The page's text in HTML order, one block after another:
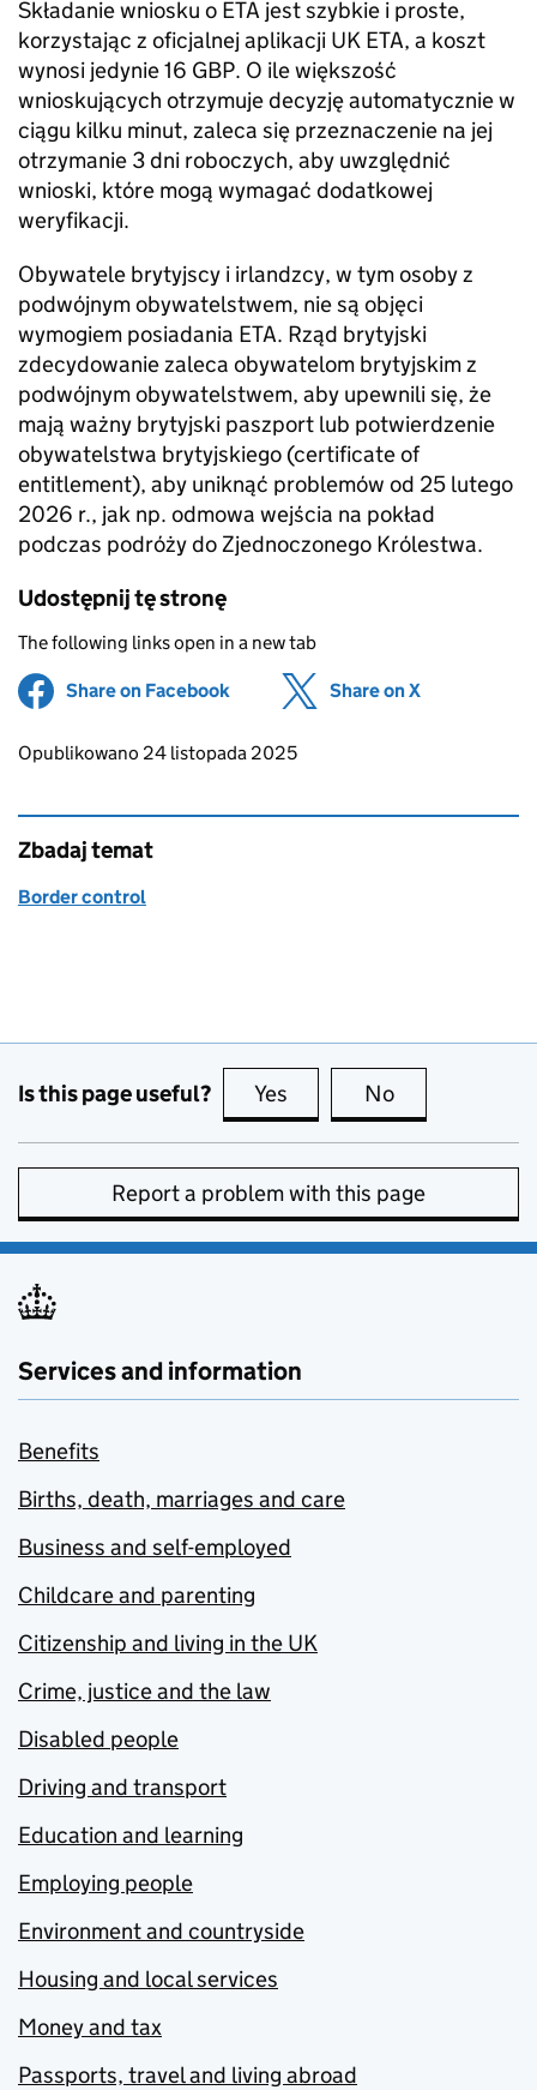
Składanie wniosku o ETA jest szybkie i proste,
korzystając z oficjalnej aplikacji UK ETA, a koszt
wynosi jedynie 16 GBP. O ile większość
wnioskujących otrzymuje decyzję automatycznie w
ciągu kilku minut, zaleca się przeznaczenie na jej
otrzymanie 3 dni roboczych, aby uwzględnić
wnioski, które mogą wymagać dodatkowej
weryfikacji.
Obywatele brytyjscy i irlandzcy, w tym osoby z
podwójnym obywatelstwem, nie są objęci
wymogiem posiadania ETA. Rząd brytyjski
zdecydowanie zaleca obywatelom brytyjskim z
podwójnym obywatelstwem, aby upewnili się, że
mają ważny brytyjski paszport lub potwierdzenie
obywatelstwa brytyjskiego (certificate of
entitlement), aby uniknąć problemów od 25 lutego
2026 r., jak np. odmowa wejścia na pokład
podczas podróży do Zjednoczonego Królestwa.
Udostępnij tę stronę
The following links open in a new tab
Share on Facebook (opens in new tab)
Share on X
Updates to this page
Opublikowano 24 listopada 2025
Zbadaj temat
Border control
Is this page useful? Yes this page is useful
No
Report a problem with this page
Services and information
Benefits
Births, death, marriages and care
Business and self-employed
Childcare and parenting
Citizenship and living in the UK
Crime, justice and the law
Disabled people
Driving and transport
Education and learning
Employing people
Environment and countryside
Housing and local services
Money and tax
Passports, travel and living abroad